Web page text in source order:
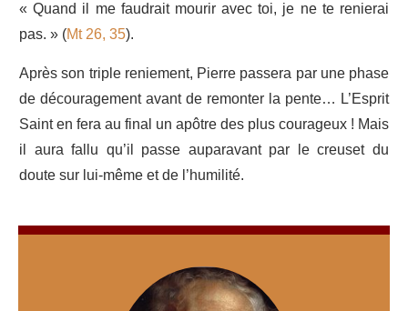
« Quand il me faudrait mourir avec toi, je ne te renierai
pas. » (Mt 26, 35).
Après son triple reniement, Pierre passera par une phase
de découragement avant de remonter la pente… L’Esprit
Saint en fera au final un apôtre des plus courageux ! Mais
il aura fallu qu’il passe auparavant par le creuset du
doute sur lui-même et de l’humilité.